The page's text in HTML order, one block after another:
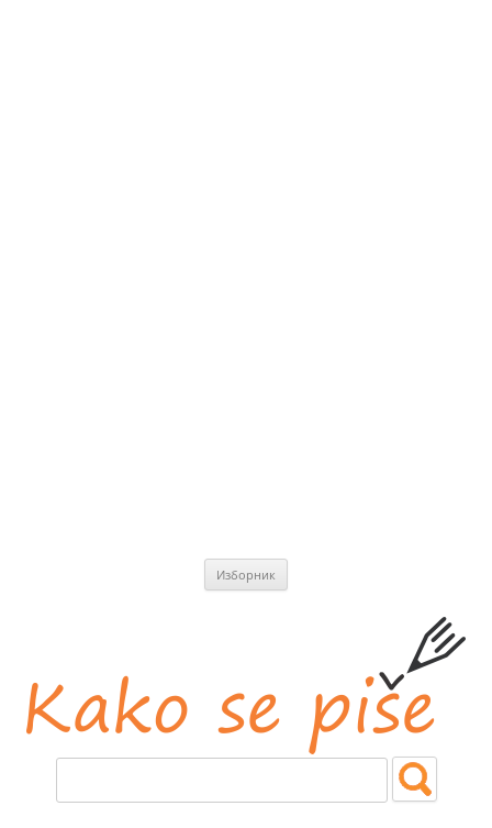
Изборник